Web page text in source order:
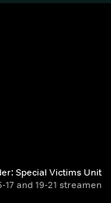
Special Victims Unit
17 and 19-21 streamen